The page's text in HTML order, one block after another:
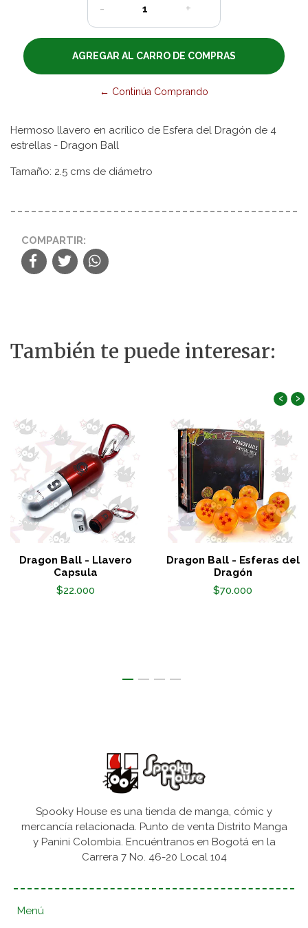
- +
← Continúa Comprando
Hermoso llavero en acrílico de Esfera del Dragón de 4
estrellas - Dragon Ball
Tamaño: 2.5 cms de diámetro
COMPARTIR:
También te puede interesar:
Dragon Ball - Llavero
Capsula
$22.000
Dragon Ball - Esferas del
Dragón
$70.000
‹ ›
Spooky House es una tienda de manga, cómic y
mercancía relacionada. Punto de venta Distrito Manga
y Panini Colombia. Encuéntranos en Bogotá en la
Carrera 7 No. 46-20 Local 104
Menú